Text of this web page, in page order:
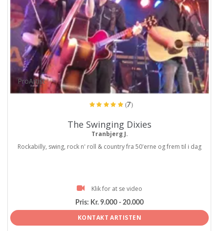
ProArtist
(7)
The Swinging Dixies
Tranbjerg J.
Rockabilly, swing, rock n' roll & country fra 50'erne og frem til i dag
Klik for at se video
Pris: Kr. 9.000 - 20.000
KONTAKT ARTISTEN